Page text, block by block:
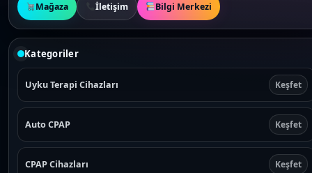
Mağaza İletişim Bilgi Merkezi
Kategoriler
Uyku Terapi Cihazları Keşfet
Auto CPAP Keşfet
CPAP Cihazları Keşfet